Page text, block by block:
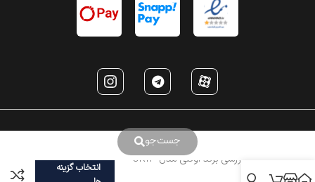
جست‌جو
عینک ورزشی برند اوکلی مدل OK12-
انتخاب گزینه